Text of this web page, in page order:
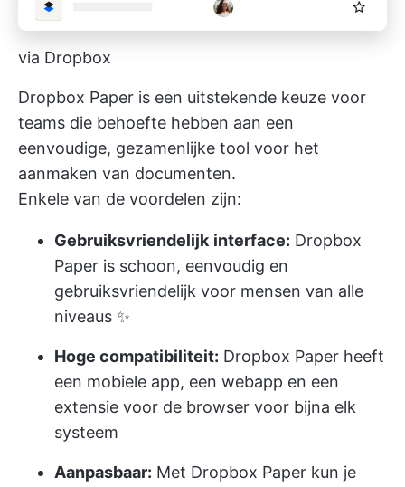
via Dropbox
Dropbox Paper is een uitstekende keuze voor
teams die behoefte hebben aan een
eenvoudige, gezamenlijke tool voor het
aanmaken van documenten.
Enkele van de voordelen zijn:
Gebruiksvriendelijk interface: Dropbox
Paper is schoon, eenvoudig en
gebruiksvriendelijk voor mensen van alle
niveaus ✨
Hoge compatibiliteit: Dropbox Paper heeft
een mobiele app, een webapp en een
extensie voor de browser voor bijna elk
systeem
Aanpasbaar: Met Dropbox Paper kun je